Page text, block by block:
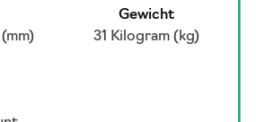
Gewicht
31 Kilogram (kg)